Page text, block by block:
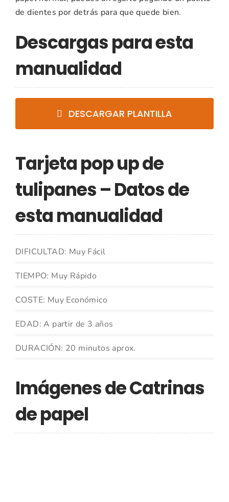
de dientes por detrás para que quede bien.
Descargas para esta
manualidad
DESCARGAR PLANTILLA
Tarjeta pop up de
tulipanes – Datos de
esta manualidad
DIFICULTAD: Muy Fácil
TIEMPO: Muy Rápido
COSTE: Muy Económico
EDAD: A partir de 3 años
DURACIÓN: 20 minutos aprox.
Imágenes de Catrinas
de papel